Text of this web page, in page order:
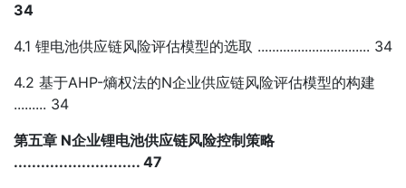
34
4.1 锂电池供应链风险评估模型的选取 ............................... 34
4.2 基于AHP-熵权法的N企业供应链风险评估模型的构建
......... 34
第五章 N企业锂电池供应链风险控制策略
............................ 47